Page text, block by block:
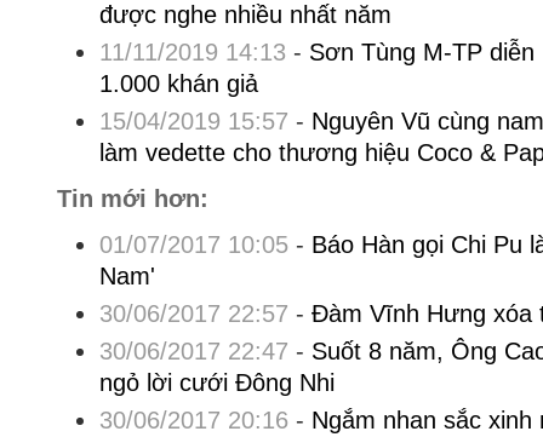
được nghe nhiều nhất năm
11/11/2019 14:13 - Sơn Tùng M-TP
1.000 khán giả
15/04/2019 15:57 - Nguyên Vũ cùng
làm vedette cho thương hiệu Coco &
Tin mới hơn:
01/07/2017 10:05- Báo Hàn gọi Chi Pu
Nam'
30/06/2017 22:57 - Đàm Vĩnh Hưng xóa
30/06/2017 22:47 - Suốt 8 năm, Ông
ngỏ lời cưới Đông Nhi
30/06/2017 20:16 - Ngắm nhan sắc